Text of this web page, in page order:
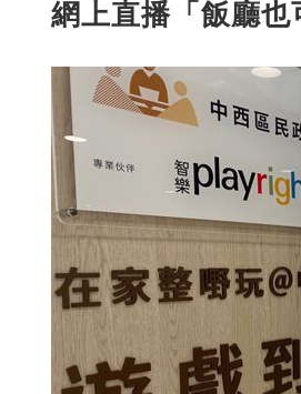
網上直播「飯廳也